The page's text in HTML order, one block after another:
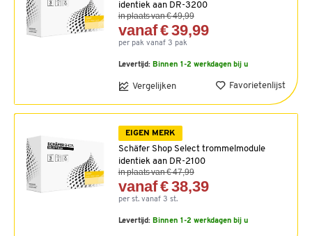
identiek aan DR-3200
in plaats van € 49,99
vanaf € 39,99
per pak vanaf 3 pak
Levertijd: Binnen 1-2 werkdagen bij u
Vergelijken Favorietenlijst
EIGEN MERK
Schäfer Shop Select trommelmodule
identiek aan DR-2100
in plaats van € 47,99
vanaf € 38,39
per st. vanaf 3 st.
Levertijd: Binnen 1-2 werkdagen bij u